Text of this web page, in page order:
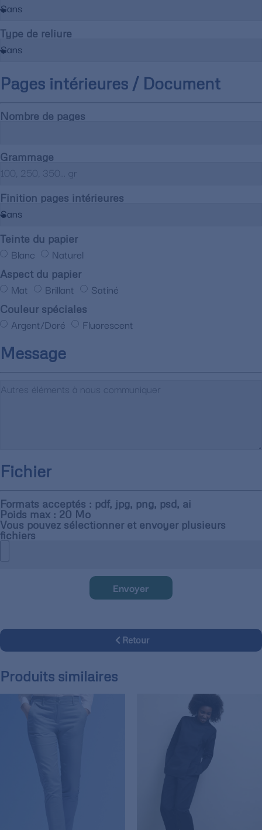
Type de reliure
Pages intérieures / Document
Nombre de pages
Grammage
Finition pages intérieures
Teinte du papier
Blanc Naturel
Aspect du papier
Mat Brillant Satiné
Couleur spéciales
Argent/Doré Fluorescent
Message
Fichier
Formats acceptés : pdf, jpg, png, psd, ai
Poids max : 20 Mo
Vous pouvez sélectionner et envoyer plusieurs
fichiers
Envoyer
Retour
Produits similaires